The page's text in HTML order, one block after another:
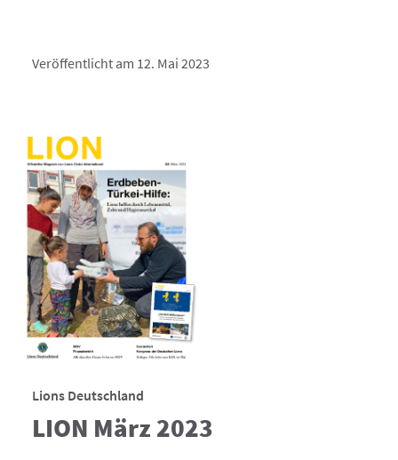
Veröffentlicht am 12. Mai 2023
Lions Deutschland
LION März 2023